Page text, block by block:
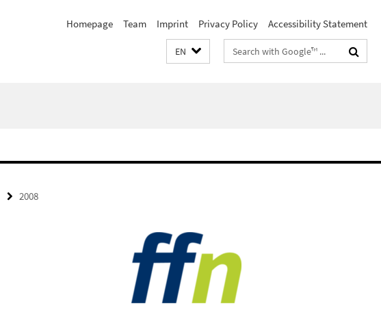
Homepage Team Imprint Privacy Policy Accessibility Statement
EN
Search
terms
2008